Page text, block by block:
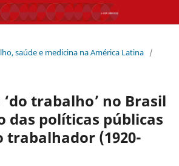
saúde e medicina na América Latina /
trabalho’ no Brasil
das políticas públicas
trabalhador (1920-